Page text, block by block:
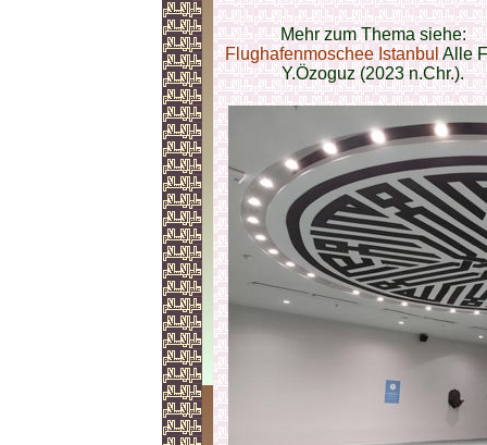
Mehr zum Thema siehe:
Flughafenmoschee IstanbulAlle
Y.Özoguz (2023 n.Chr.).